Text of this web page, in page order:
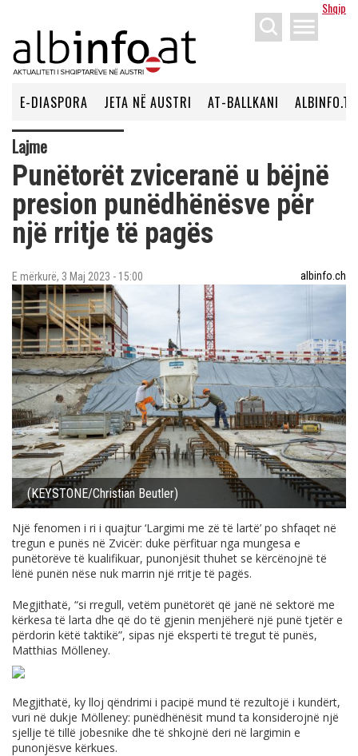
Shqip
menu
E-DIASPORA JETA NË AUSTRI AT-BALLKANI ALBINFO.TV
Lajme
Punëtorët zviceranë u bëjnë
presion punëdhënësve për
një rritje të pagës
E mërkurë, 3 Maj 2023 - 15:00 albinfo.ch
(KEYSTONE/Christian Beutler)
Një fenomen i ri i quajtur ‘Largimi me zë të lartë’ po shfaqet në
tregun e punës në Zvicër: duke përfituar nga mungesa e
punëtorëve të kualifikuar, punonjësit thuhet se kërcënojnë të
lënë punën nëse nuk marrin një rritje të pagës.
Megjithatë, “si rregull, vetëm punëtorët që janë në sektorë me
kërkesa të larta dhe që do të gjenin menjëherë një punë tjetër e
përdorin këtë taktikë”, sipas një eksperti të tregut të punës,
Matthias Mölleney.
Megjithatë, ky lloj qëndrimi i pacipë mund të rezultojë i kundërt,
vuri në dukje Mölleney: punëdhënësit mund ta konsiderojnë një
sjellje të tillë jobesnike dhe të shkojnë deri në largimin e
punonjësve kërkues.